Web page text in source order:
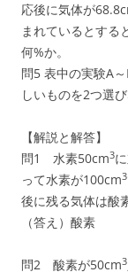
応後に気体が
まれているとする
何%か。
問5 表中の実験A
しいものを2つ選
【解説と解答】
問1 水素50cm3
って水素が100cm3
後に残る気体は酸
（答え）酸素
問2 酸素が50cm3